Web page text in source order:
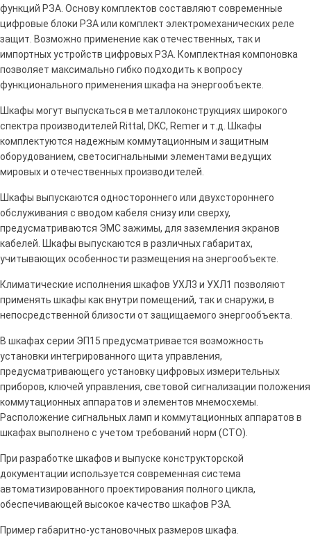
функций РЗА. Основу комплектов составляют современные
цифровые блоки РЗА или комплект электромеханических реле
защит. Возможно применение как отечественных, так и
импортных устройств цифровых РЗА. Комплектная компоновка
позволяет максимально гибко подходить к вопросу
функционального применения шкафа на энергообъекте.
Шкафы могут выпускаться в металлоконструкциях широкого
спектра производителей Rittal, DKС, Remer и т.д. Шкафы
комплектуются надежным коммутационным и защитным
оборудованием, светосигнальными элементами ведущих
мировых и отечественных производителей.
Шкафы выпускаются одностороннего или двухстороннего
обслуживания с вводом кабеля снизу или сверху,
предусматриваются ЭМС зажимы, для заземления экранов
кабелей. Шкафы выпускаются в различных габаритах,
учитывающих особенности размещения на энергообъекте.
Климатические исполнения шкафов УХЛ3 и УХЛ1 позволяют
применять шкафы как внутри помещений, так и снаружи, в
непосредственной близости от защищаемого энергообъекта.
В шкафах серии ЭП15 предусматривается возможность
установки интегрированного щита управления,
предусматривающего установку цифровых измерительных
приборов, ключей управления, световой сигнализации положения
коммутационных аппаратов и элементов мнемосхемы.
Расположение сигнальных ламп и коммутационных аппаратов в
шкафах выполнено с учетом требований норм (СТО).
При разработке шкафов и выпуске конструкторской
документации используется современная система
автоматизированного проектирования полного цикла,
обеспечивающей высокое качество шкафов РЗА.
Пример габаритно-установочных размеров шкафа.